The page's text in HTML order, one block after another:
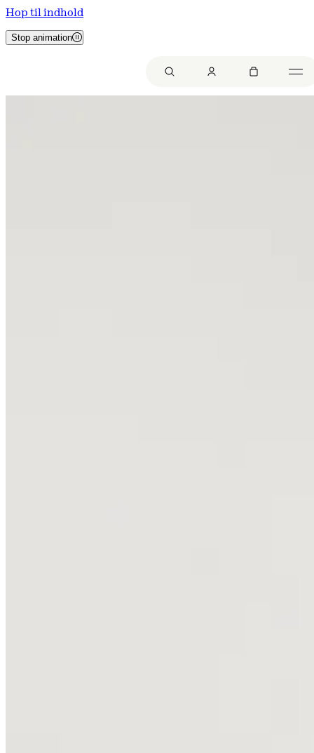
Hop til indhold
Stop animation